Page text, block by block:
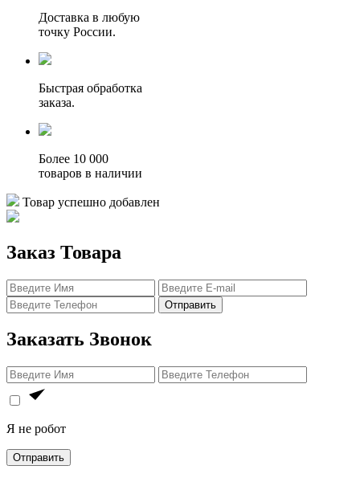
Доставка в любую
точку России.
Быстрая обработка
заказа.
Более 10 000
товаров в наличии
Товар успешно добавлен
Заказ Товара
Отправить
Заказать Звонок
Я не робот
Отправить